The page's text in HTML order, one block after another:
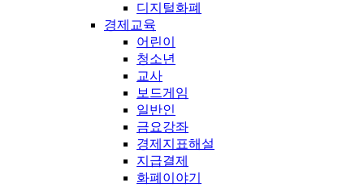
디지털화폐
경제교육
어린이
청소년
교사
보드게임
일반인
금요강좌
경제지표해설
지급결제
화폐이야기